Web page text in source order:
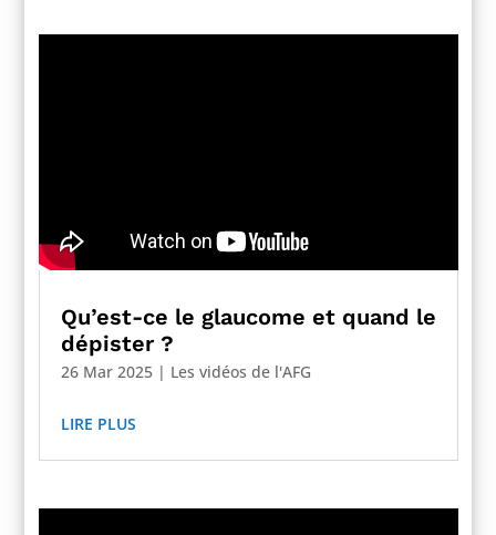
Qu’est-ce le glaucome et quand le
dépister ?
26 Mar 2025| Les vidéos de l'AFG
LIRE PLUS